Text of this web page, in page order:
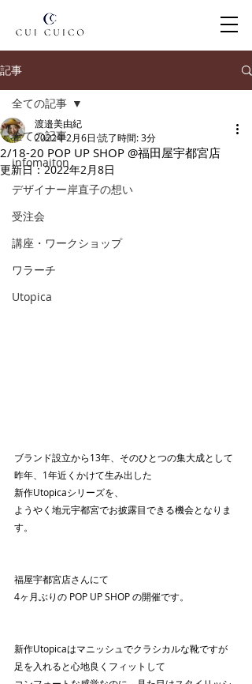
記事
全ての記事
infomaiton
デザイナー岸直子の想い
受注会
講座・ワークショップ
ワラーチ
Utopica
全ての記事
2/18-20 POP UP SHOP @福田屋宇都宮店
渡邉美由紀
2022年2月6日 読了時間: 3分
更新日：2022年2月8日
ブランド設立から13年、そのひとつの集大成として
昨年、1年近くかけて生み出した
新作Utopicaシリーズを、
ようやく地元宇都宮でお披露目できる機会となりま
す。
福屋宇都宮店さんにて
4ヶ月ぶりの POP UP SHOP の開催です。
新作Utopicaはマニッシュでクラシカルな靴ですが
足を入れると心地良くフィットして